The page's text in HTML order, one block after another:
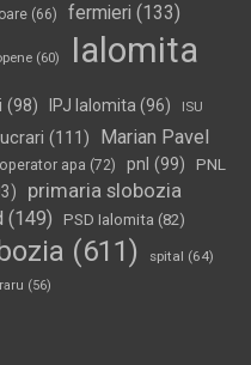
(66) fermieri (133)
(60)
Ialomita
(98) IPJ Ialomita (96) ISU
lucrari (111)
Marian Pavel
operator apa (72) pnl (99)
PNL
primaria slobozia
(149) PSD Ialomita (82)
(611) spital (64)
(56)